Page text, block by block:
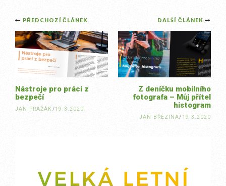
Post
navigation
DALŠÍ ČLÁNEK
Z deníčku mobilního
fotografa – Můj přítel
histogram
JAN BŘEZINA/ 19.3.2020
PŘEDCHOZÍ ČLÁNEK
Nástroje pro práci z
bezpečí
JAN PRAŽÁK/19.3.2020